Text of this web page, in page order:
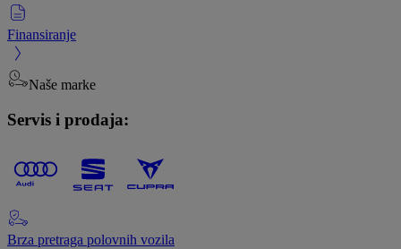
Finansiranje
Naše marke
Servis i prodaja:
Brza pretraga polovnih vozila